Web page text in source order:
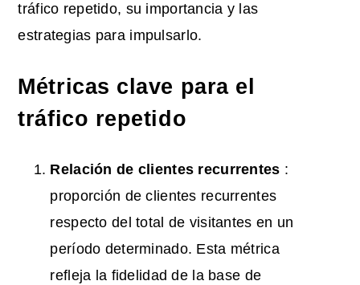
tráfico repetido, su importancia y las
estrategias para impulsarlo.
Métricas clave para el
tráfico repetido
Relación de clientes recurrentes :
proporción de clientes recurrentes
respecto del total de visitantes en un
período determinado. Esta métrica
refleja la fidelidad de la base de